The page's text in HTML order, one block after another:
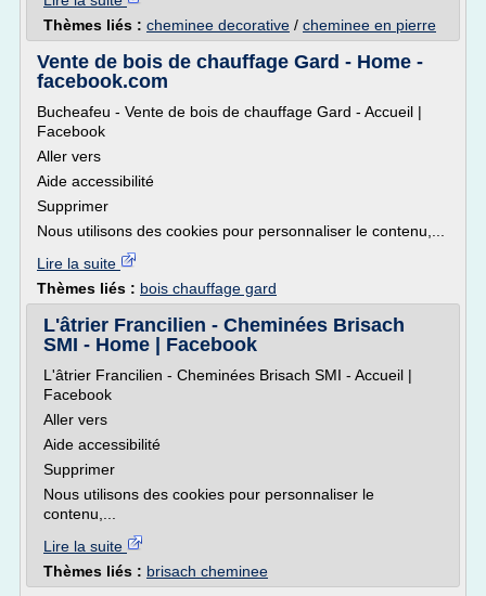
Thèmes liés : cheminee decorative / cheminee en pierre
Vente de bois de chauffage Gard - Home -
facebook.com
Bucheafeu - Vente de bois de chauffage Gard - Accueil |
Facebook
Aller vers
Aide accessibilité
Supprimer
Nous utilisons des cookies pour personnaliser le contenu,...
Lire la suite
Thèmes liés : bois chauffage gard
L'âtrier Francilien - Cheminées Brisach
SMI - Home | Facebook
L'âtrier Francilien - Cheminées Brisach SMI - Accueil |
Facebook
Aller vers
Aide accessibilité
Supprimer
Nous utilisons des cookies pour personnaliser le
contenu,...
Lire la suite
Thèmes liés : brisach cheminee